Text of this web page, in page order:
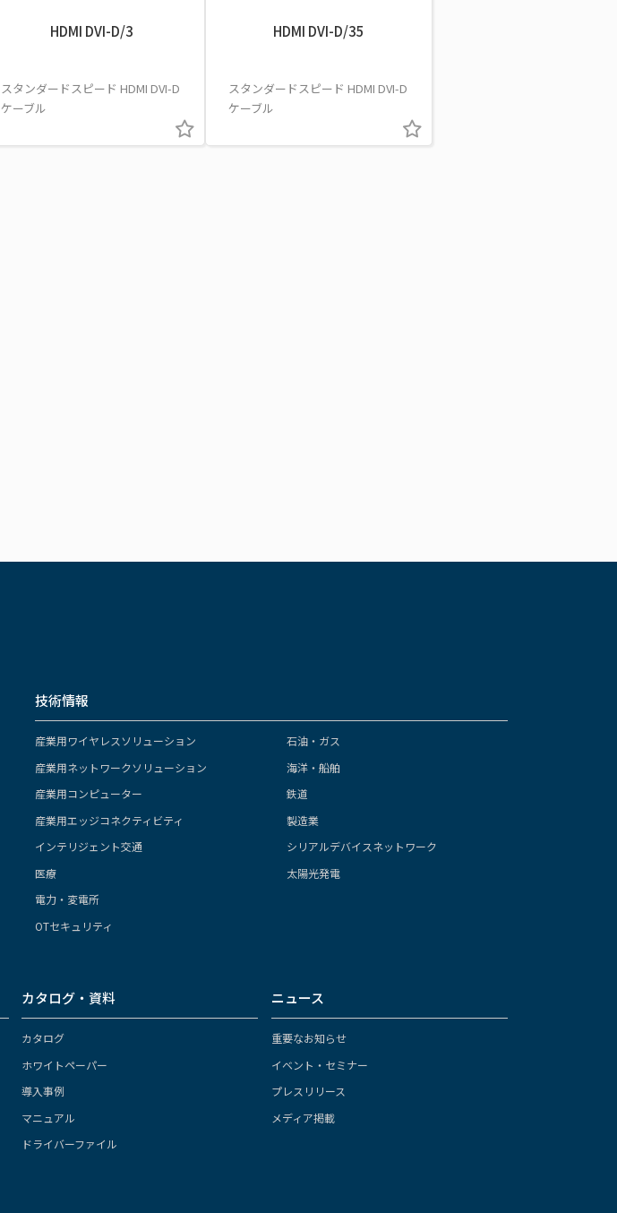
HDMI DVI-D/3
スタンダードスピード HDMI DVI-D
ケーブル
HDMI DVI-D/35
スタンダードスピード HDMI DVI-D
ケーブル
技術情報
産業用ワイヤレスソリューション
産業用ネットワークソリューション
産業用コンピューター
産業用エッジコネクティビティ
インテリジェント交通
医療
電力・変電所
OTセキュリティ
石油・ガス
海洋・船舶
鉄道
製造業
シリアルデバイスネットワーク
太陽光発電
カタログ・資料
カタログ
ホワイトペーパー
導入事例
マニュアル
ドライバーファイル
ニュース
重要なお知らせ
イベント・セミナー
プレスリリース
メディア掲載